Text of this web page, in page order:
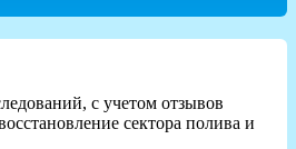
с учетом отзывов
сектора полива и